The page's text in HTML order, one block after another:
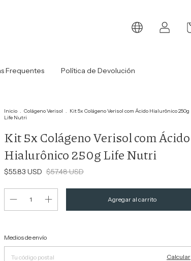
Frequentes Política de Devolución
Inicio . Colágeno Verisol . Kit 5x Colágeno Verisol com Ácido Hialurônico 250g
Life Nutri
Kit 5x Colágeno Verisol com Ácido
Hialurônico 250g Life Nutri
$55.83 USD $57.48 USD
Entregas para el CP:
Medios de envío
Calcular